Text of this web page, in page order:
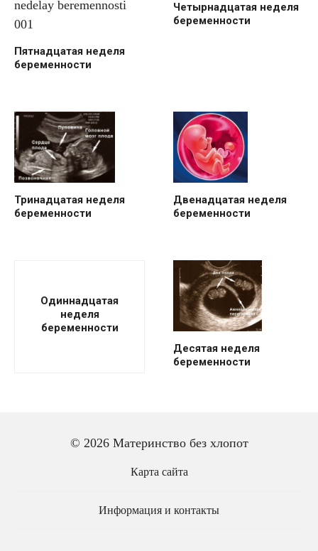
Пятнадцатая неделя
беременности
Четырнадцатая неделя
беременности
Тринадцатая неделя
беременности
Двенадцатая неделя
беременности
Одиннадцатая
неделя
беременности
Десятая неделя
беременности
© 2026 Материнство без хлопот
Карта сайта
Информация и контакты